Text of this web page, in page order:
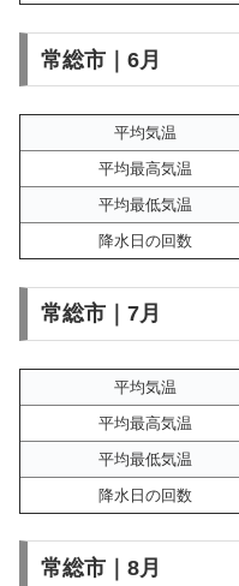
常総市｜6月
平均気温
平均最高気温
平均最低気温
降水日の回数
常総市｜7月
平均気温
平均最高気温
平均最低気温
降水日の回数
常総市｜8月